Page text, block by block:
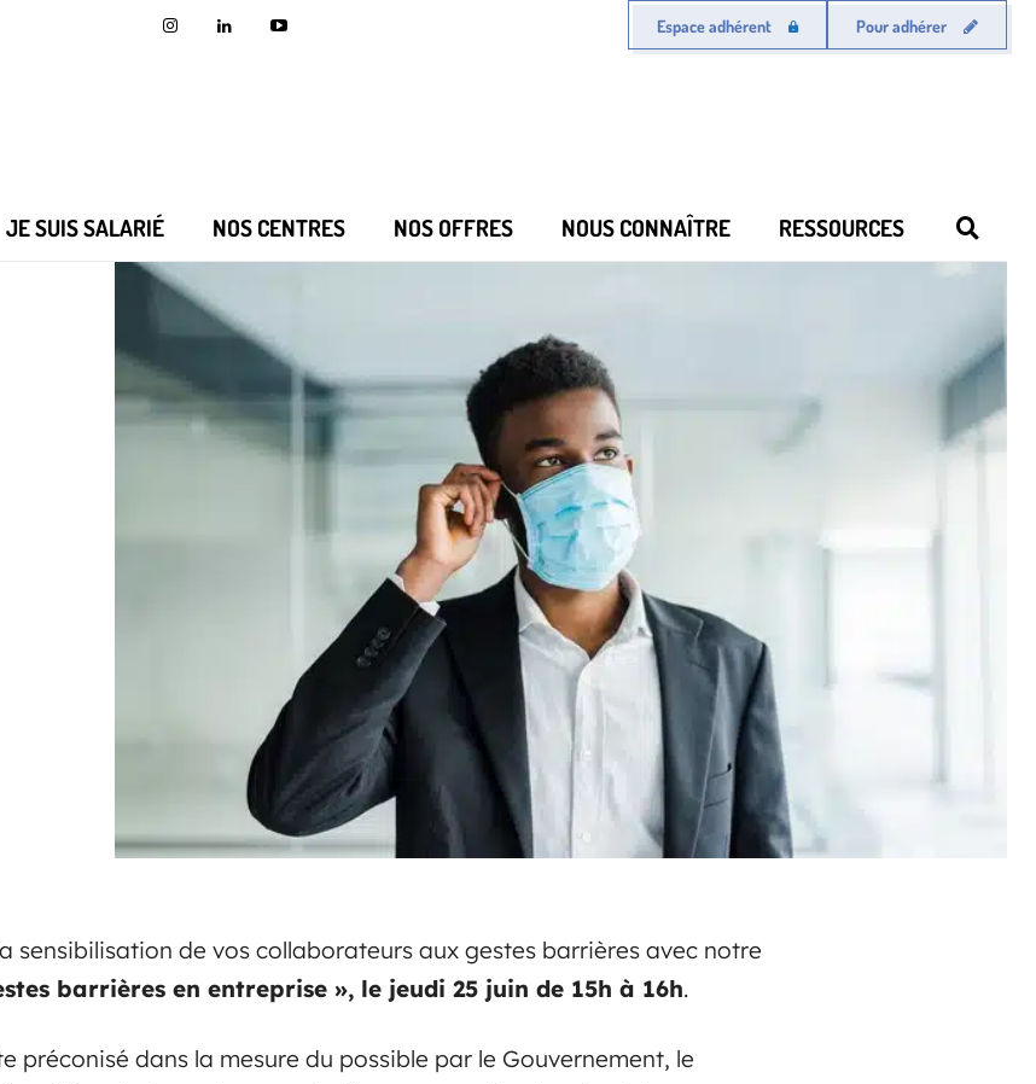
Espace adhérent Pour adhérer
JE SUIS SALARIÉ NOS CENTRES NOS OFFRES NOUS CONNAÎTRE RESSOURCES
sensibilisation de vos collaborateurs aux gestes barrières avec notre
barrières en entreprise », le jeudi 25 juin de 15h à 16h.
préconisé dans la mesure du possible par le Gouvernement, le